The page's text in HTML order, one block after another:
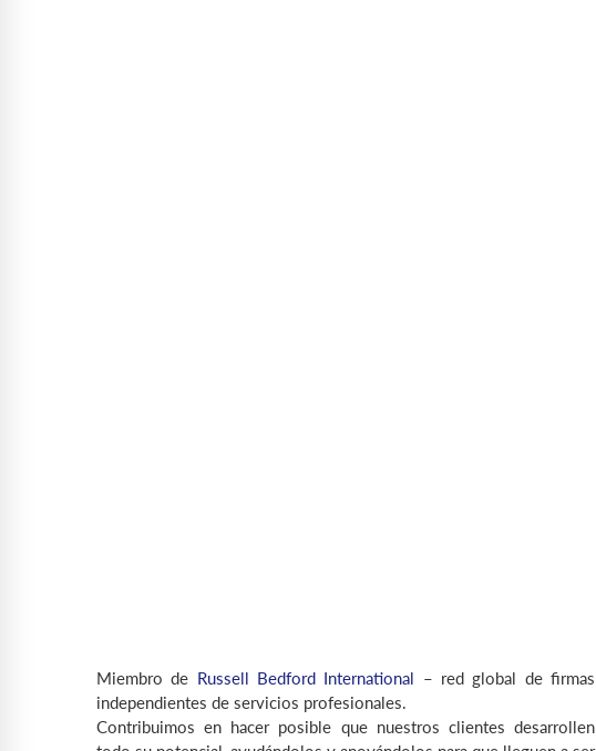
Miembro de Russell Bedford International – red global de firmas
independientes de servicios profesionales.
Contribuimos en hacer posible que nuestros clientes desarrollen